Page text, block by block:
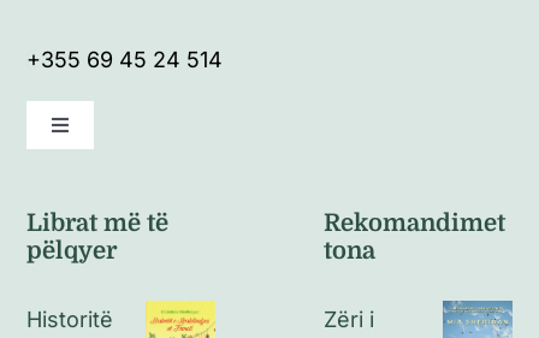
+355 69 45 24 514
Toggle
Politikat e kthimeve
Librat më të
pëlqyer
Historitë
Rekomandimet
tona
Zëri i